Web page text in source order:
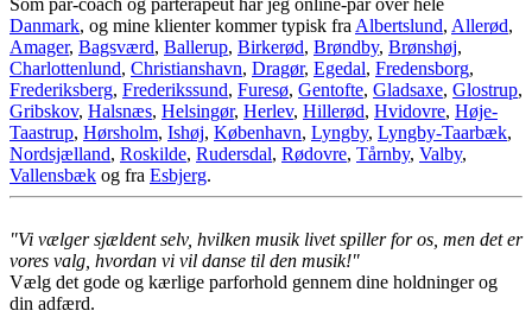
Danmark, og mine klienter kommer typisk fra Albertslund, Allerød,
Amager, Bagsværd, Ballerup, Birkerød, Brøndby, Brønshøj,
Charlottenlund, Christianshavn, Dragør, Egedal, Fredensborg,
Frederiksberg, Frederikssund, Furesø, Gentofte, Gladsaxe, Glostrup,
Gribskov, Halsnæs, Helsingør, Herlev, Hillerød, Hvidovre, Høje-
Taastrup, Hørsholm, Ishøj, København, Lyngby, Lyngby-Taarbæk,
Nordsjælland, Roskilde, Rudersdal, Rødovre, Tårnby, Valby,
Vallensbæk og fra Esbjerg.
"Vi vælger sjældent selv, hvilken musik livet spiller for os, men det er
vores valg, hvordan vi vil danse til den musik!"
Vælg det gode og kærlige parforhold gennem dine holdninger og
din adfærd.